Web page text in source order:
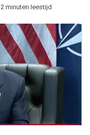
2 minuten leestijd